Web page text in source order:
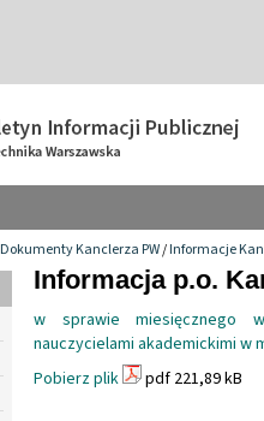
Dokumenty Kanclerza PW/Informacje
Informacja p.o.
w sprawie miesięcznego
nauczycielami akademickimi w
Pobierz plik
pdf 221,89 kB